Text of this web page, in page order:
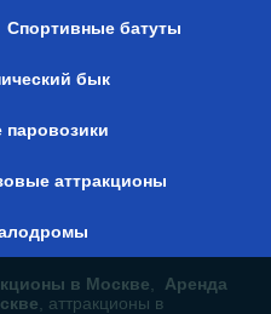
Спортивные батуты
бык
аттракционы
в Москве
Аренда
, аттракционы в